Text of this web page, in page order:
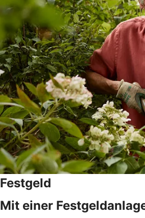
Festgeld
Mit einer